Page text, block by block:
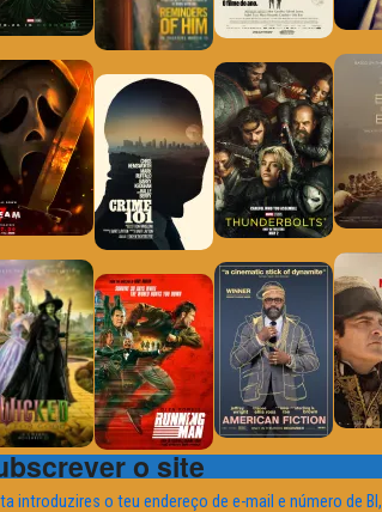
o site
introduzires o teu endereço de e-mail e número de BI,